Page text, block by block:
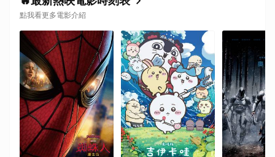
點我看更多電影介紹